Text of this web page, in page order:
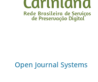
Open Journal Systems